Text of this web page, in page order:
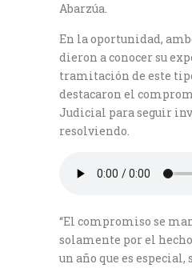
Abarzúa.
En la oportunidad,
dieron a conocer su
tramitación de este
destacaron el
Judicial para seguir
resolviendo.
“El compromiso se
solamente por el
un año que es especial,